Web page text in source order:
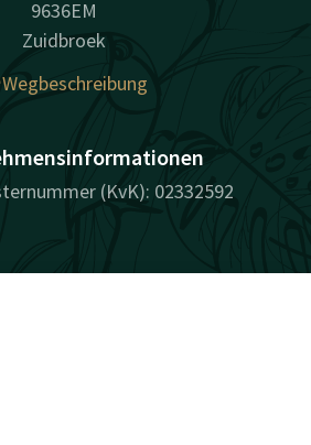
9636EM
Zuidbroek
Wegbeschreibung
(KvK): 02332592